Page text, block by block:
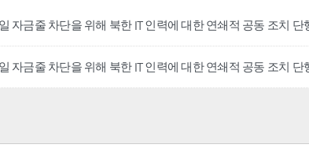
자금줄 차단을 위해 북한 IT 인력에 대한 연쇄적 공동 조치 단
자금줄 차단을 위해 북한 IT 인력에 대한 연쇄적 공동 조치 단